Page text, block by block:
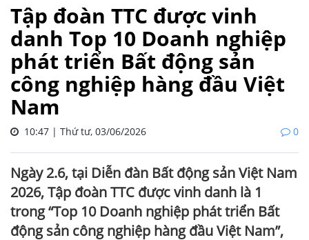
Tập đoàn TTC được vinh
danh Top 10 Doanh nghiệp
phát triển Bất động sản
công nghiệp hàng đầu Việt
Nam
10:47 | Thứ tư, 03/06/2026 0
Ngày 2.6, tại Diễn đàn Bất động sản Việt Nam
2026, Tập đoàn TTC được vinh danh là 1
trong “Top 10 Doanh nghiệp phát triển Bất
động sản công nghiệp hàng đầu Việt Nam”,